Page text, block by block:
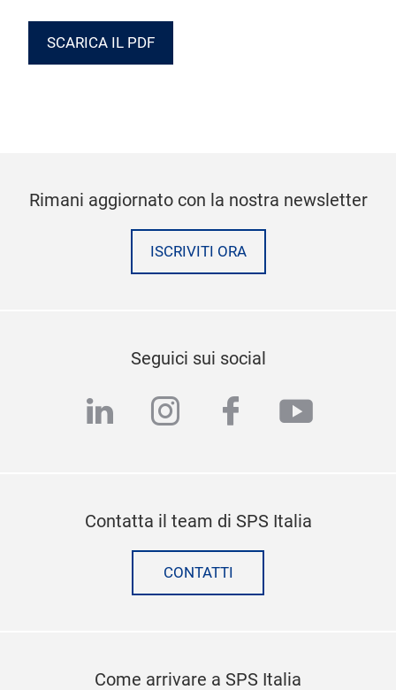
SCARICA IL PDF
Rimani aggiornato con la nostra newsletter
ISCRIVITI ORA
Seguici sui social
linkedininstagram
facebook
Contatta il team di SPS Italia
CONTATTI
Come arrivare a SPS Italia